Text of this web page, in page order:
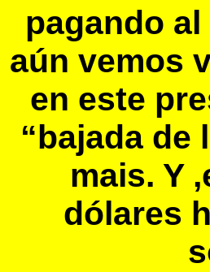
pagando
aún vemos
en este
“bajada de
mais. Y
dólares